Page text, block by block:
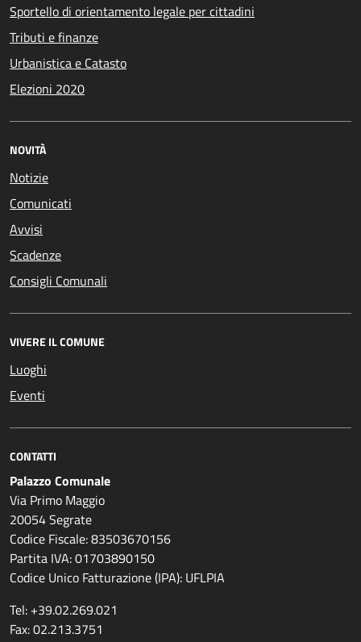
Sportello di orientamento legale per cittadini
Tributi e finanze
Urbanistica e Catasto
Elezioni 2020
NOVITÀ
Notizie
Comunicati
Avvisi
Scadenze
Consigli Comunali
VIVERE IL COMUNE
Luoghi
Eventi
CONTATTI
Palazzo Comunale
Via Primo Maggio
20054 Segrate
Codice Fiscale: 83503670156
Partita IVA: 01703890150
Codice Unico Fatturazione (IPA): UFLPIA
Tel: +39.02.269.021
Fax: 02.213.3751